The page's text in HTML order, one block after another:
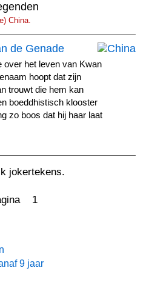
China.
de Genade
over het leven van Kwan
hoopt dat zijn
trouwt die hem kan
boeddhistisch klooster
zo boos dat hij haar laat
jokertekens.
1
9 jaar